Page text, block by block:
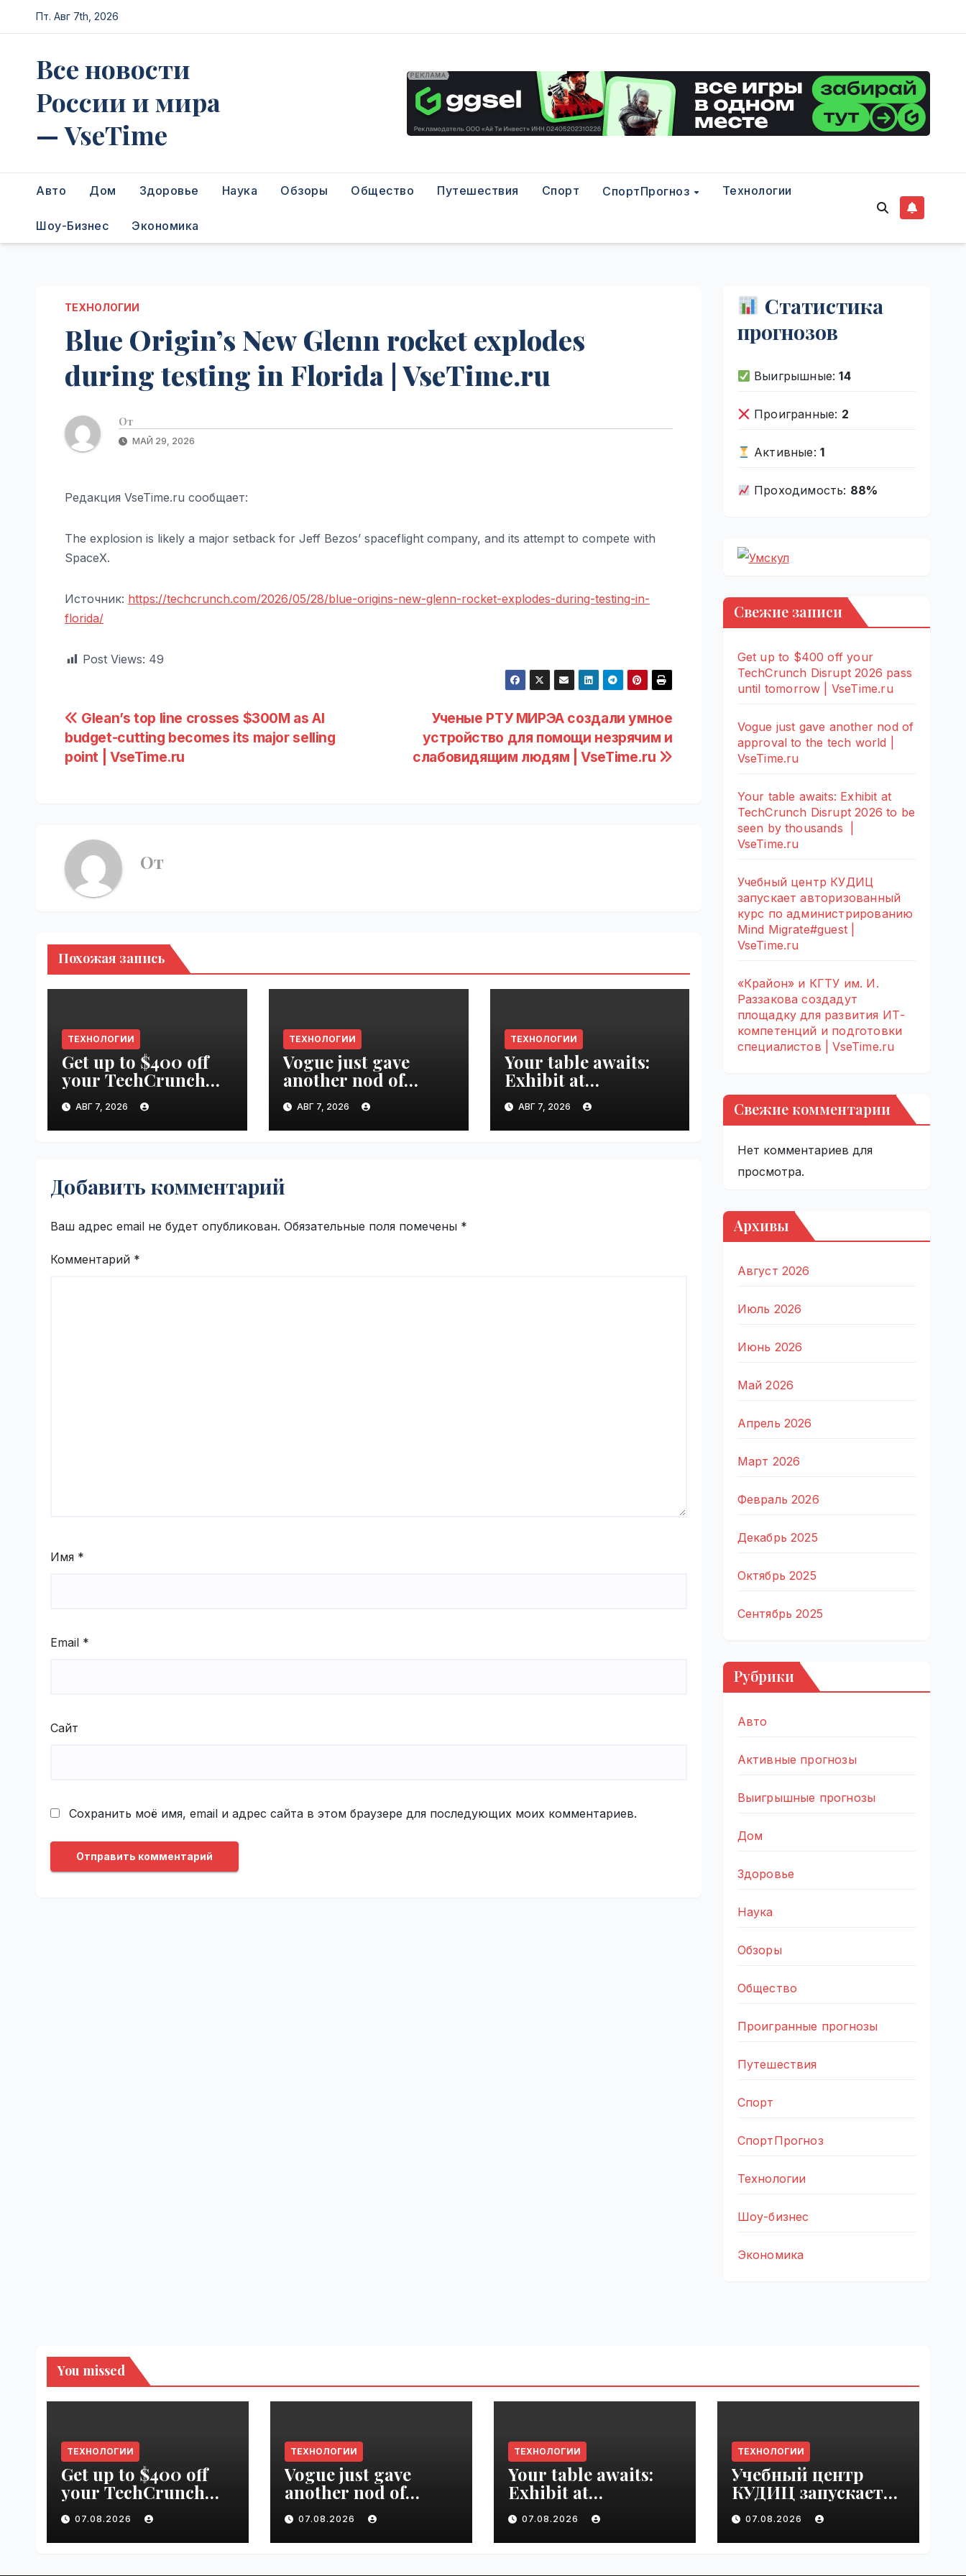
Перейти
к
Пт. Авг 7th, 2026
Все новости
России и мира
— VseTime
Авто Дом Здоровье Наука Обзоры Общество Путешествия Спорт СпортПрогноз Технологии
Шоу-Бизнес Экономика
ТЕХНОЛОГИИ
Blue Origin’s New Glenn rocket explodes
during testing in Florida | VseTime.ru
От
МАЙ 29, 2026
Редакция VseTime.ru сообщает:
The explosion is likely a major setback for Jeff Bezos’ spaceflight company, and its attempt to compete with
SpaceX.
Источник: https://techcrunch.com/2026/05/28/blue-origins-new-glenn-rocket-explodes-during-testing-in-
florida/
Post Views: 49
Навигация
по
Ученые РТУ МИРЭА создали умное
устройство для помощи незрячим и
слабовидящим людям | VseTime.ru
Glean’s top line crosses $300M as AI
budget-cutting becomes its major selling
point | VseTime.ru
От
Похожая запись
ТЕХНОЛОГИИ
Get up to $400 off
your TechCrunch
Disrupt 2026 pass
until tomorrow |
VseTime.ru
АВГ 7, 2026
ТЕХНОЛОГИИ
Vogue just gave
another nod of
approval to the tech
world | VseTime.ru
АВГ 7, 2026
ТЕХНОЛОГИИ
Your table awaits:
Exhibit at
TechCrunch Disrupt
2026 to be seen by
thousands |
АВГ 7, 2026
Добавить комментарий
Ваш адрес email не будет опубликован. Обязательные поля помечены *
Комментарий *
Имя *
Email *
Сайт
Сохранить моё имя, email и адрес сайта в этом браузере для последующих моих комментариев.
Статистика
прогнозов
Выигрышные:14
Проигранные: 2
Активные: 1
Проходимость: 88%
Свежие записи
Get up to $400 off your
TechCrunch Disrupt 2026 pass
until tomorrow | VseTime.ru
Vogue just gave another nod of
approval to the tech world |
VseTime.ru
Your table awaits: Exhibit at
TechCrunch Disrupt 2026 to be
seen by thousands |
VseTime.ru
Учебный центр КУДИЦ
запускает авторизованный
курс по администрированию
Mind Migrate#guest |
VseTime.ru
«Крайон» и КГТУ им. И.
Раззакова создадут
площадку для развития ИТ-
компетенций и подготовки
специалистов | VseTime.ru
Свежие комментарии
Нет комментариев для
просмотра.
Архивы
Август 2026
Июль 2026
Июнь 2026
Май 2026
Апрель 2026
Март 2026
Февраль 2026
Декабрь 2025
Октябрь 2025
Сентябрь 2025
Рубрики
Авто
Активные прогнозы
Выигрышные прогнозы
Дом
Здоровье
Наука
Обзоры
Общество
Проигранные прогнозы
Путешествия
Спорт
СпортПрогноз
Технологии
Шоу-бизнес
Экономика
You missed
ТЕХНОЛОГИИ
Get up to $400 off
your TechCrunch
Disrupt 2026 pass
until tomorrow |
VseTime.ru
07.08.2026
ТЕХНОЛОГИИ
Vogue just gave
another nod of
approval to the tech
world | VseTime.ru
07.08.2026
ТЕХНОЛОГИИ
Your table awaits:
Exhibit at
TechCrunch Disrupt
2026 to be seen by
thousands |
07.08.2026
ТЕХНОЛОГИИ
Учебный центр
КУДИЦ запускает
авторизованный
курс по
администрировани
07.08.2026